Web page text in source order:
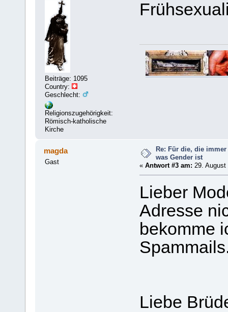
Beiträge: 1095
Country:
Geschlecht:
Religionszugehörigkeit:
Römisch-katholische
Kirche
magda
Gast
Re: Für die, die
was Gender ist
« Antwort #3 am: 29. August
Lieber
Adresse
bekomme
Liebe